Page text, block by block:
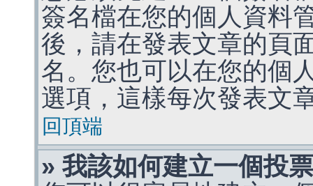
簽名檔在您的個人資料
後，請在發表文章的頁
名。您也可以在您的個
選項，這樣每次發表文
回頂端
» 我該如何建立一個投